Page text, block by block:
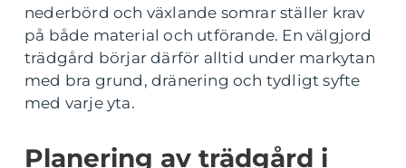
nederbörd och växlande somrar ställer krav
på både material och utförande. En välgjord
trädgård börjar därför alltid under markytan
med bra grund, dränering och tydligt syfte
med varje yta.
Planering av trädgård i